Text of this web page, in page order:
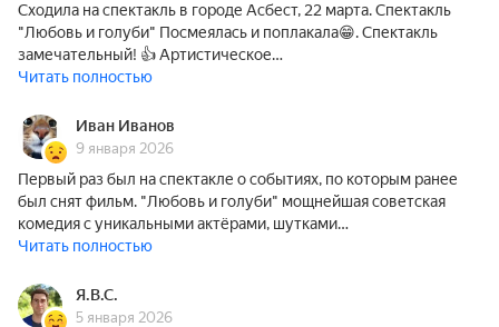
Сходила на спектакль в городе Асбест, 22 марта. Спектакль
"Любовь и голуби" Посмеялась и поплакала😁. Спектакль
замечательный! 👍 Артистическое…
Читать полностью
Иван Иванов
9 января 2026
Первый раз был на спектакле о событиях, по которым ранее
был снят фильм. "Любовь и голуби" мощнейшая советская
комедия с уникальными актёрами, шутками…
Читать полностью
Я.В.С.
5 января 2026